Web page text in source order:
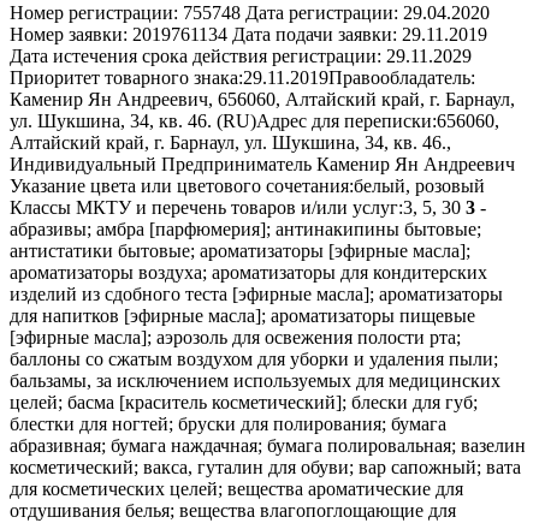
Номер регистрации: 755748 Дата регистрации: 29.04.2020
Номер заявки: 2019761134 Дата подачи заявки: 29.11.2019
Дата истечения срока действия регистрации: 29.11.2029
Приоритет товарного знака:29.11.2019Правообладатель:
Каменир Ян Андреевич, 656060, Алтайский край, г. Барнаул,
ул. Шукшина, 34, кв. 46. (RU)Адрес для переписки:656060,
Алтайский край, г. Барнаул, ул. Шукшина, 34, кв. 46.,
Индивидуальный Предприниматель Каменир Ян Андреевич
Указание цвета или цветового сочетания:белый, розовый
Классы МКТУ и перечень товаров и/или услуг:3, 5, 30 3 -
абразивы; амбра [парфюмерия]; антинакипины бытовые;
антистатики бытовые; ароматизаторы [эфирные масла];
ароматизаторы воздуха; ароматизаторы для кондитерских
изделий из сдобного теста [эфирные масла]; ароматизаторы
для напитков [эфирные масла]; ароматизаторы пищевые
[эфирные масла]; аэрозоль для освежения полости рта;
баллоны со сжатым воздухом для уборки и удаления пыли;
бальзамы, за исключением используемых для медицинских
целей; басма [краситель косметический]; блески для губ;
блестки для ногтей; бруски для полирования; бумага
абразивная; бумага наждачная; бумага полировальная; вазелин
косметический; вакса, гуталин для обуви; вар сапожный; вата
для косметических целей; вещества ароматические для
отдушивания белья; вещества влагопоглощающие для